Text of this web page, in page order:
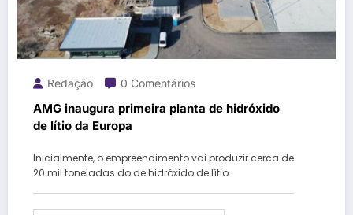
Redação 0 Comentários
AMG inaugura primeira planta de hidróxido
de lítio da Europa
Inicialmente, o empreendimento vai produzir cerca de
20 mil toneladas do de hidróxido de lítio…